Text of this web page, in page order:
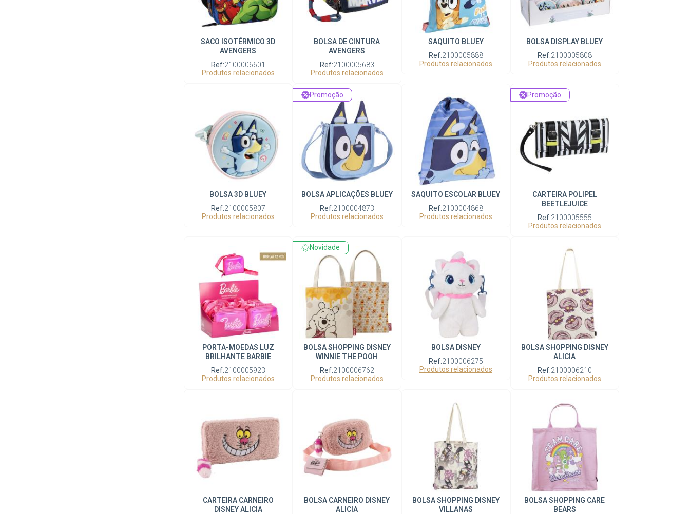
SACO ISOTÉRMICO 3D
AVENGERS
Ref:2100006601
Produtos relacionados
BOLSA DE CINTURA
AVENGERS
Ref:2100005683
Produtos relacionados
SAQUITO BLUEY
Ref:2100005888
Produtos relacionados
BOLSA DISPLAY BLUEY
Ref:2100005808
Produtos relacionados
BOLSA 3D BLUEY
Ref:2100005807
Produtos relacionados
BOLSA APLICAÇÕES BLUEY
Ref:2100004873
Produtos relacionados
Promoção
SAQUITO ESCOLAR BLUEY
Ref:2100004868
Produtos relacionados
CARTEIRA POLIPEL
BEETLEJUICE
Ref:2100005555
Produtos relacionados
Promoção
PORTA-MOEDAS LUZ
BRILHANTE BARBIE
Ref:2100005923
Produtos relacionados
BOLSA SHOPPING DISNEY
WINNIE THE POOH
Ref:2100006762
Produtos relacionados
Novidade
BOLSA DISNEY
Ref:2100006275
Produtos relacionados
BOLSA SHOPPING DISNEY
ALICIA
Ref:2100006210
Produtos relacionados
CARTEIRA CARNEIRO
DISNEY ALICIA
BOLSA CARNEIRO DISNEY
ALICIA
BOLSA SHOPPING DISNEY
VILLANAS
BOLSA SHOPPING CARE
BEARS